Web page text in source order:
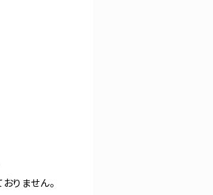
りません。